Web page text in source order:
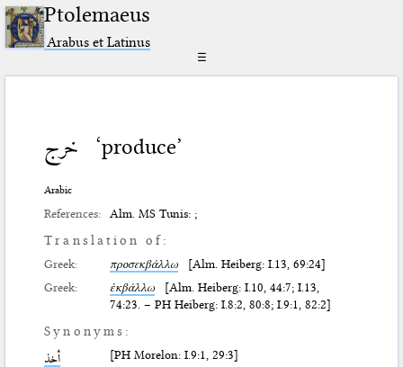
Ptolemaeus
Arabus et Latinus
☰
خرج ‘produce’
Arabic
References: Alm. MS Tunis: ;
Translation of:
Greek: προσεκβάλλω [Alm. Heiberg: I.13, 69:24]
Greek:
ἐκβάλλω [Alm. Heiberg: I.10, 44:7; I.13,
74:23. – PH Heiberg: I.8:2, 80:8; I.9:1, 82:2]
Synonyms:
أخذ [PH Morelon: I.9:1, 29:3]